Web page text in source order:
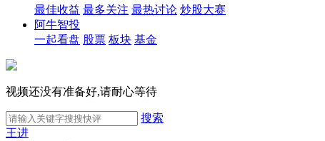
最佳收益 最多关注 最热讨论 炒股大赛
阿牛智投
一起看盘 股票 板块 基金
视频还没有准备好,请耐心等待
搜索
王进